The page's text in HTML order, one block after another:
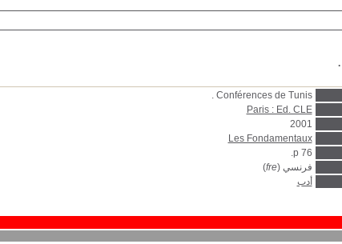
Conférences de Tunis .
Paris : Ed. CLE
2001
Les Fondamentaux
76 p.
فرنسي (fre
)
أدب